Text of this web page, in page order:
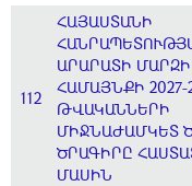
112
ՀԱՅԱՍՏԱՆԻ
ԱՐԱՐԱՏԻ
ՀԱՄԱՅՆՔԻ 2027-
ԹՎԱԿԱՆՆԵՐԻ
ՄԻՋՆԱԺԱՄԿԵՏ
ԾՐԱԳԻՐԸ
ՄԱՍԻՆ